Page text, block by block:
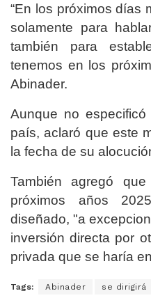
“En los próximos días
solamente para
también para
tenemos en los
Abinader.
Aunque no
país, aclaró que este
la fecha de su
También agregó
próximos años
diseñado, "a
inversión directa por
privada que se haría
Tags: Abinader se dirigirá